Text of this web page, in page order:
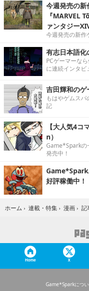
今週発売の
『MARVEL
ァンタジー
今週発売の新作
有志日本語化
PCゲーマーな
に連続インタビ
吉田輝和のゲ
もはやゲムス
記
【大人気4
n）
Game*Sparkの
発売中！
好評稼働中！
ホーム › 連載・特集 › 漫画 › 記
Home X
Game*Sparkにつ